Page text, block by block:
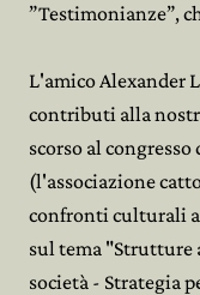
”Testimonianze”,
L'amico Alexander
contributi alla
scorso al
(l'associazione
confronti culturali
sul tema "Strutture
società - Strategia